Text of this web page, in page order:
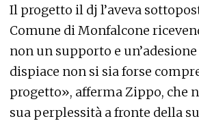
Il progetto il dj l’aveva
Comune di Monfalcone
non un supporto e
dispiace non si sia forse
progetto», afferma Zippo, che
sua perplessità a fronte della